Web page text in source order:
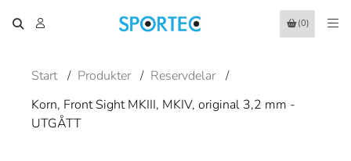
(0)
Start / Produkter / Reservdelar /
Korn, Front Sight MKIII, MKIV, original 3,2 mm -
UTGÅTT